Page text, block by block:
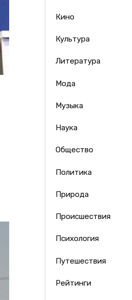
Кино
Культура
Литература
Мода
Музыка
Наука
Общество
Политика
Природа
Происшествия
Психология
Путешествия
Рейтинги